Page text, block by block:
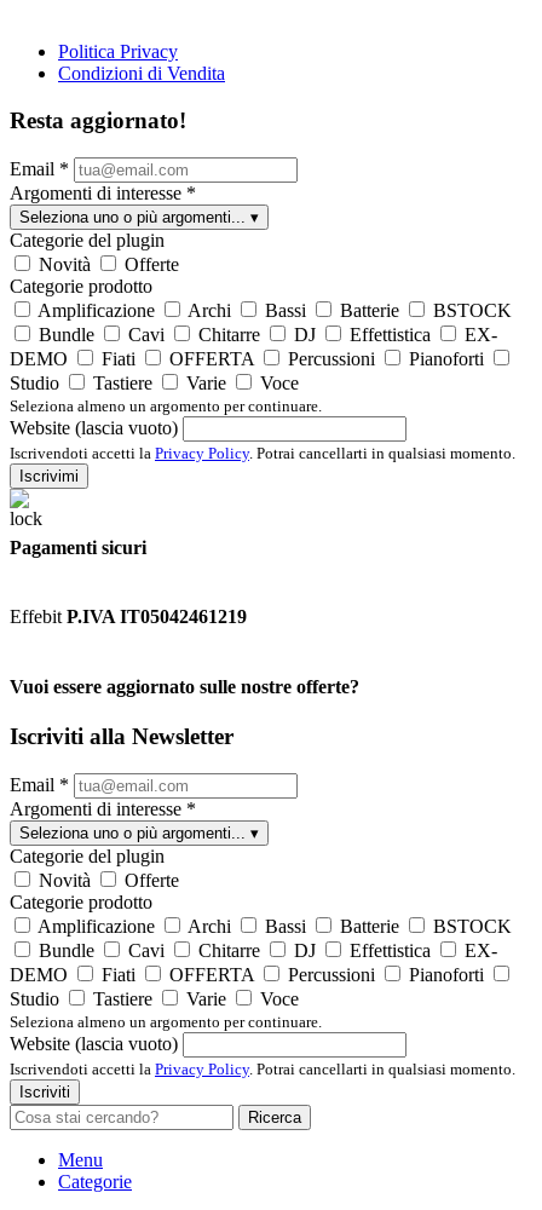
Politica Privacy
Condizioni di Vendita
Resta aggiornato!
Email *
Argomenti di interesse *
Seleziona uno o più argomenti... ▾
Categorie del plugin
Novità
Offerte
Categorie prodotto
Amplificazione
Archi Bassi Batterie
BSTOCK
Bundle
Cavi Chitarre DJ Effettistica
EX-
DEMO
Fiati OFFERTA Percussioni
Pianoforti
Studio
Tastiere Varie Voce
Seleziona almeno un argomento per continuare.
Website (lascia vuoto)
Iscrivendoti accetti la Privacy Policy. Potrai cancellarti in qualsiasi momento.
Iscrivimi
Pagamenti sicuri
Effebit P.IVA IT05042461219
Vuoi essere aggiornato sulle nostre offerte?
Iscriviti alla Newsletter
Email *
Argomenti di interesse *
Seleziona uno o più argomenti... ▾
Categorie del plugin
Novità
Offerte
Categorie prodotto
Amplificazione
Archi Bassi Batterie
BSTOCK
Bundle
Cavi Chitarre DJ Effettistica
EX-
DEMO
Fiati OFFERTA Percussioni
Pianoforti
Studio
Tastiere Varie Voce
Seleziona almeno un argomento per continuare.
Website (lascia vuoto)
Iscrivendoti accetti la Privacy Policy. Potrai cancellarti in qualsiasi momento.
Iscriviti
Ricerca
Menu
Categorie